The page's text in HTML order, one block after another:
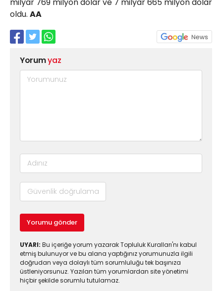
oldu. AA
Yorumyaz
Yorumu gönder
UYARI: Bu içeriğe yorum yazarak Topluluk Kuralları'nı kabul
etmiş bulunuyor ve bu alana yaptığınız yorumunuzla ilgili
doğrudan veya dolaylı tüm sorumluluğu tek başınıza
üstleniyorsunuz. Yazılan tüm yorumlardan site yönetimi
hiçbir şekilde sorumlu tutulamaz.